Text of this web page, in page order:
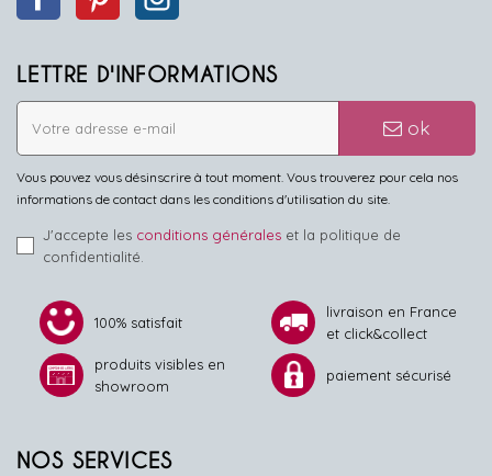
LETTRE D'INFORMATIONS
ok
Vous pouvez vous désinscrire à tout moment. Vous trouverez pour cela nos
informations de contact dans les conditions d'utilisation du site.
J'accepte les conditions générales et la politique de
confidentialité.
100% satisfait
livraison en France
et click&collect
produits visibles en
showroom
paiement sécurisé
NOS SERVICES